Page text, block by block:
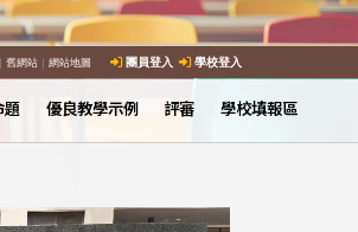
舊網站｜ 網站地圖 團員登入 學校登入
題 優良教學示例 評審 學校填報區